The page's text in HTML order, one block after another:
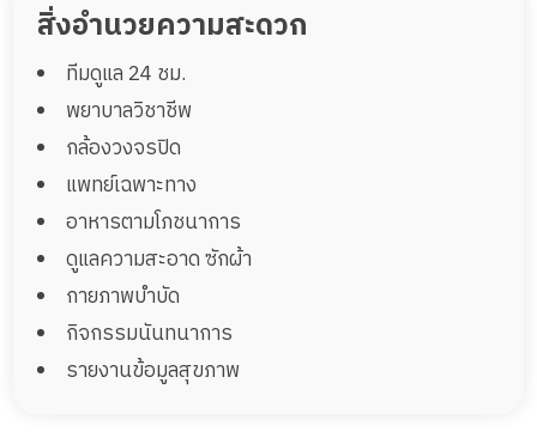
สิ่งอำนวยความสะดวก
ทีมดูแล 24 ชม.
พยาบาลวิชาชีพ
กล้องวงจรปิด
แพทย์เฉพาะทาง
อาหารตามโภชนาการ
ดูแลความสะอาด ซักผ้า
กายภาพบำบัด
กิจกรรมนันทนาการ
รายงานข้อมูลสุขภาพ